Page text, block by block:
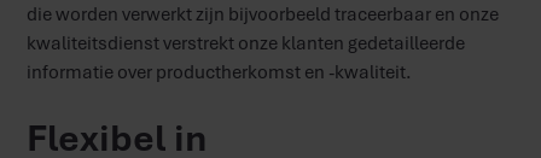
die worden verwerkt zijn bijvoorbeeld traceerbaar en onze
kwaliteitsdienst verstrekt onze klanten gedetailleerde
informatie over productherkomst en -kwaliteit.
Flexibel in